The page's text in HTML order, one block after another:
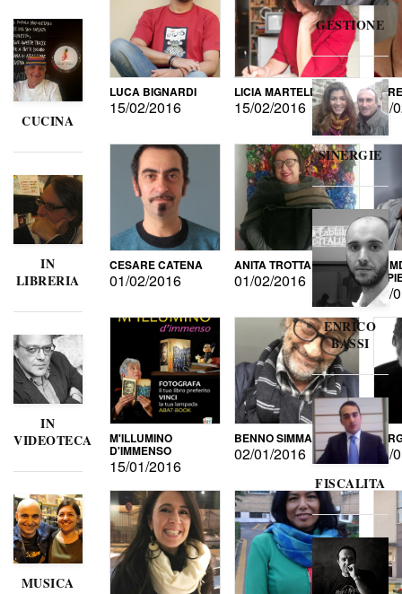
CUCINA
IN
LIBRERIA
IN
VIDEOTECA
MUSICA
LUCA BIGNARDI
15/02/2016
LICIA MARTELLI
15/02/2016 15/
CESARE CATENA
01/02/2016
ANITA TROTTA
01/02/2016 DI
15/
M'ILLUMINO
D'IMMENSO
15/01/2016
BENNO SIMMA
02/01/2016
GESTIONE
SINERGIE
ENRICO
BASSI
FISCALITA